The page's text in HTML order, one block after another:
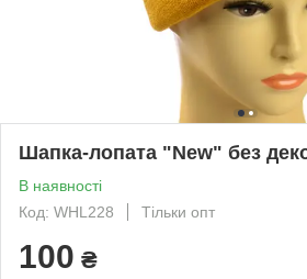
Шапка-лопата "New" без
В наявності
Код: WHL228
Тільки опт
100 ₴